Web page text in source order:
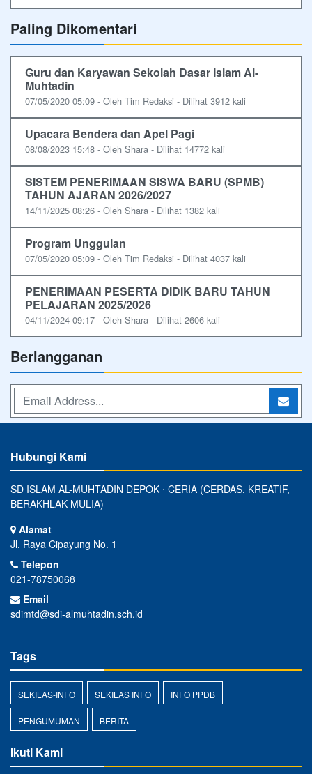
Paling Dikomentari
Guru dan Karyawan Sekolah Dasar Islam Al-
Muhtadin
07/05/2020 05:09 - Oleh Tim Redaksi - Dilihat 3912 kali
Upacara Bendera dan Apel Pagi
08/08/2023 15:48 - Oleh Shara - Dilihat 14772 kali
SISTEM PENERIMAAN SISWA BARU (SPMB)
TAHUN AJARAN 2026/2027
14/11/2025 08:26 - Oleh Shara - Dilihat 1382 kali
Program Unggulan
07/05/2020 05:09 - Oleh Tim Redaksi - Dilihat 4037 kali
PENERIMAAN PESERTA DIDIK BARU TAHUN
PELAJARAN 2025/2026
04/11/2024 09:17 - Oleh Shara - Dilihat 2606 kali
Berlangganan
Hubungi Kami
SD ISLAM AL-MUHTADIN DEPOK ⋅ CERIA (CERDAS, KREATIF,
BERAKHLAK MULIA)
Alamat
Jl. Raya Cipayung No. 1
Telepon
021-78750068
Email
sdimtd@sdi-almuhtadin.sch.id
Tags
SEKILAS-INFO SEKILAS INFO INFO PPDB
PENGUMUMAN BERITA
Ikuti Kami